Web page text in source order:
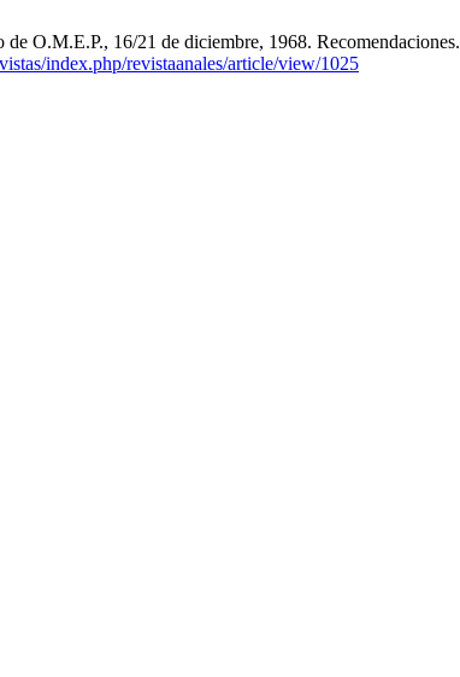
O.M.E.P., 16/21 de diciembre, 1968. Recomendaciones.
index.php/revistaanales/article/view/1025